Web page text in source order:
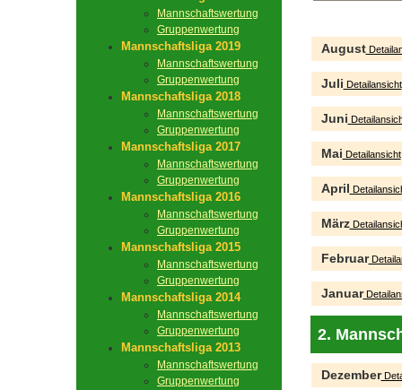
Mannschaftswertung
Gruppenwertung
Mannschaftsliga 2019
Mannschaftswertung
Gruppenwertung
Mannschaftsliga 2018
Mannschaftswertung
Gruppenwertung
Mannschaftsliga 2017
Mannschaftswertung
Gruppenwertung
Mannschaftsliga 2016
Mannschaftswertung
Gruppenwertung
Mannschaftsliga 2015
Mannschaftswertung
Gruppenwertung
Mannschaftsliga 2014
Mannschaftswertung
Gruppenwertung
Mannschaftsliga 2013
Mannschaftswertung
Gruppenwertung
August
Juli Detailansicht
Juni
Mai Detailansicht
April
März
Februar
Januar
2.
Dezember